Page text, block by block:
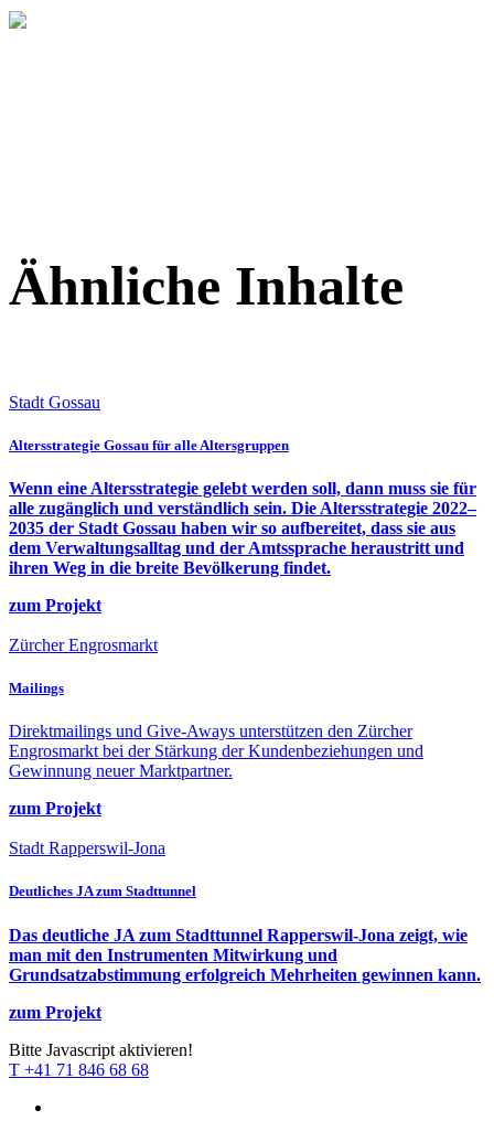
Ähnliche Inhalte
Stadt Gossau
Altersstrategie Gossau für alle Altersgruppen
Wenn eine Altersstrategie gelebt werden soll, dann muss sie für
alle zugänglich und verständlich sein. Die Altersstrategie 2022–
2035 der Stadt Gossau haben wir so aufbereitet, dass sie aus
dem Verwaltungsalltag und der Amtssprache heraustritt und
ihren Weg in die breite Bevölkerung findet.
zum Projekt
Zürcher Engrosmarkt
Mailings
Direktmailings und Give-Aways unterstützen den Zürcher
Engrosmarkt bei der Stärkung der Kundenbeziehungen und
Gewinnung neuer Marktpartner.
zum Projekt
Stadt Rapperswil-Jona
Deutliches JA zum Stadttunnel
Das deutliche JA zum Stadttunnel Rapperswil-Jona zeigt, wie
man mit den Instrumenten Mitwirkung und
Grundsatzabstimmung erfolgreich Mehrheiten gewinnen kann.
zum Projekt
Bitte Javascript aktivieren!
T +41 71 846 68 68